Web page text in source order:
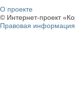
О проекте
© Интернет-проект
Правовая информация